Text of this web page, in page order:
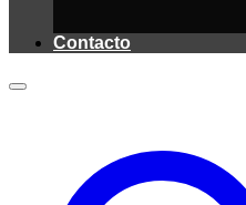
Contacto